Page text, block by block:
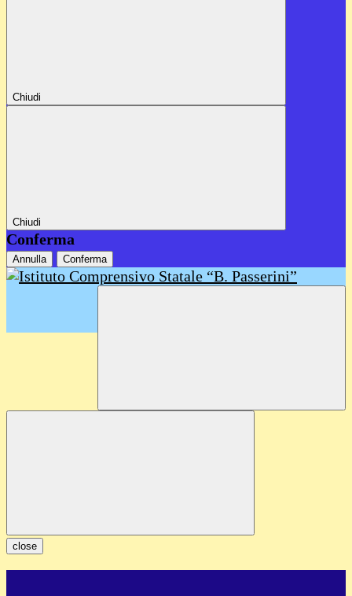
Chiudi
Chiudi
Conferma
Annulla Conferma
close